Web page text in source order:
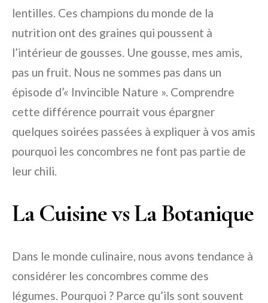
lentilles. Ces champions du monde de la
nutrition ont des graines qui poussent à
l’intérieur de gousses. Une gousse, mes amis,
pas un fruit. Nous ne sommes pas dans un
épisode d’« Invincible Nature ». Comprendre
cette différence pourrait vous épargner
quelques soirées passées à expliquer à vos amis
pourquoi les concombres ne font pas partie de
leur chili.
La Cuisine vs La Botanique
Dans le monde culinaire, nous avons tendance à
considérer les concombres comme des
légumes. Pourquoi ? Parce qu’ils sont souvent